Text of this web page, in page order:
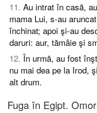
11. Au intrat în casă,
mama Lui, s-au
închinat; apoi şi-au
daruri: aur, tămâie şi
12. În urmă, au fost
nu mai dea pe la Irod,
alt drum.
Fuga în Egipt.